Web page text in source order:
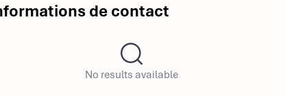
de contact
No results available